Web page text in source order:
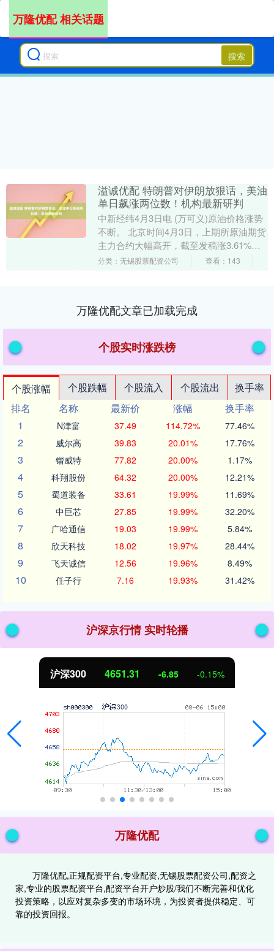
搜索
万隆优配 相关话题
溢诚优配 特朗普对伊朗放狠话，美油
单日飙涨两位数！机构最新研判
中新经纬4月3日电 (万可义)原油价格涨势
不断。 北京时间4月3日，上期所原油期货
主力合约大幅高开，截至发稿涨3.61%，
报712.2元/桶。 来源：Wind ....
分类：无锡股票配资公司 查看：143
万隆优配文章已加载完成
个股实时涨跌榜
个股涨幅 个股跌幅 个股流入 个股流出
换手率
排名
名称 最新价 涨幅
换手率
1
N津富 37.49 114.72% 77.46%
2 威尔高 39.83 20.01% 17.76%
3 锴威特 77.82 20.00% 1.17%
4 科翔股份 64.32 20.00% 12.21%
5 蜀道装备 33.61 19.99% 11.69%
6 中巨芯 27.85 19.99% 32.20%
7 广哈通信 19.03 19.99% 5.84%
8 欣天科技 18.02 19.97% 28.44%
9 飞天诚信 12.56 19.96% 8.49%
10 任子行 7.16 19.93% 31.42%
沪深京行情 实时轮播
沪深300 4651.31 -6.85 -0.15%
万隆优配
万隆优配,正规配资平台,专业配资,无锡股票配资公司,配资之
家,专业的股票配资平台,配资平台开户炒股/我们不断完善和优化
投资策略，以应对复杂多变的市场环境，为投资者提供稳定、可
靠的投资回报。